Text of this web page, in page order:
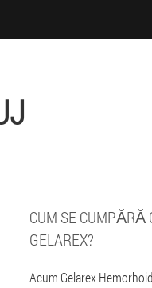
CUM SE CUMPĂRĂ
GELAREX?
Acum Gelarex